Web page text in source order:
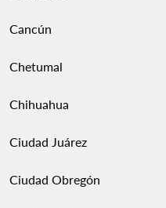
Cancún
Chetumal
Chihuahua
Ciudad Juárez
Ciudad Obregón